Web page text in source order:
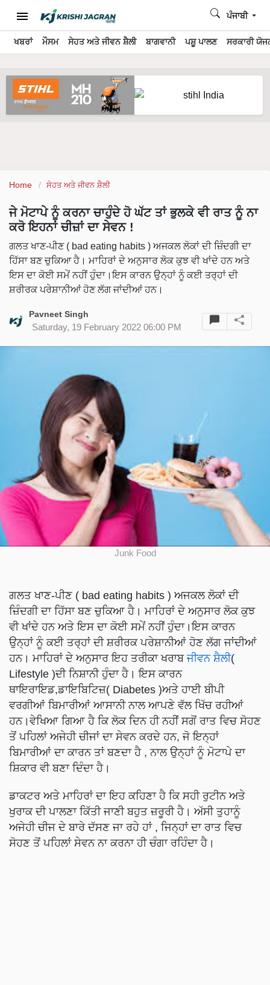
ਖਬਰਾਂ ਮੌਸਮ ਸੇਹਤ ਅਤੇ ਜੀਵਨ ਸ਼ੈਲੀ ਬਾਗਵਾਨੀ ਪਸ਼ੂ ਪਾਲਣ ਸਰਕਾਰੀ
ਪੰਜਾਬੀ
Home ਸੇਹਤ ਅਤੇ ਜੀਵਨ ਸ਼ੈਲੀ
ਜੇ ਮੋਟਾਪੇ ਨੂੰ ਕਰਨਾ ਚਾਹੁੰਦੇ ਹੋ ਘੱਟ ਤਾਂ ਭੁਲਕੇ ਵੀ ਰਾਤ ਨੂੰ ਨਾ
ਕਰੋ ਇਹਨਾਂ ਚੀਜ਼ਾਂ ਦਾ ਸੇਵਨ !
ਗਲਤ ਖਾਣ-ਪੀਣ ( bad eating habits ) ਅਜਕਲ ਲੋਕਾਂ ਦੀ ਜ਼ਿੰਦਗੀ ਦਾ
ਹਿੱਸਾ ਬਣ ਚੁਕਿਆ ਹੈ। ਮਾਹਿਰਾਂ ਦੇ ਅਨੁਸਾਰ ਲੋਕ ਕੁਝ ਵੀ ਖਾਂਦੇ ਹਨ ਅਤੇ
ਇਸ ਦਾ ਕੋਈ ਸਮੇਂ ਨਹੀਂ ਹੁੰਦਾ।ਇਸ ਕਾਰਨ ਉਨ੍ਹਾਂ ਨੂੰ ਕਈ ਤਰ੍ਹਾਂ ਦੀ
ਸ਼ਰੀਰਕ ਪਰੇਸ਼ਾਨੀਆਂ ਹੋਣ ਲੱਗ ਜਾਂਦੀਆਂ ਹਨ।
Pavneet Singh
Saturday, 19 February 2022 06:00 PM
Junk Food
ਗਲਤ ਖਾਣ-ਪੀਣ ( bad eating habits ) ਅਜਕਲ ਲੋਕਾਂ ਦੀ
ਜ਼ਿੰਦਗੀ ਦਾ ਹਿੱਸਾ ਬਣ ਚੁਕਿਆ ਹੈ। ਮਾਹਿਰਾਂ ਦੇ ਅਨੁਸਾਰ ਲੋਕ ਕੁਝ
ਵੀ ਖਾਂਦੇ ਹਨ ਅਤੇ ਇਸ ਦਾ ਕੋਈ ਸਮੇਂ ਨਹੀਂ ਹੁੰਦਾ।ਇਸ ਕਾਰਨ
ਉਨ੍ਹਾਂ ਨੂੰ ਕਈ ਤਰ੍ਹਾਂ ਦੀ ਸ਼ਰੀਰਕ ਪਰੇਸ਼ਾਨੀਆਂ ਹੋਣ ਲੱਗ ਜਾਂਦੀਆਂ
ਹਨ। ਮਾਹਿਰਾਂ ਦੇ ਅਨੁਸਾਰ ਇਹ ਤਰੀਕਾ ਖਰਾਬਜੀਵਨ ਸ਼ੈਲੀ(
Lifestyle )ਦੀ ਨਿਸ਼ਾਨੀ ਹੁੰਦਾ ਹੈ। ਇਸ ਕਾਰਨ
ਥਾਇਰਾਇਡ,ਡਾਇਬਿਟਿਜ਼( Diabetes )ਅਤੇ ਹਾਈ ਬੀਪੀ
ਵਰਗੀਆਂ ਬਿਮਾਰੀਆਂ ਆਸਾਨੀ ਨਾਲ ਆਪਣੇ ਵੱਲ ਖਿੱਚ ਰਹੀਆਂ
ਹਨ।ਵੇਖਿਆ ਗਿਆ ਹੈ ਕਿ ਲੋਕ ਦਿਨ ਹੀ ਨਹੀਂ ਸਗੋਂ ਰਾਤ ਵਿਚ ਸੋਹਣ
ਤੋਂ ਪਹਿਲਾਂ ਅਜੇਹੀ ਚੀਜਾਂ ਦਾ ਸੇਵਨ ਕਰਦੇ ਹਨ, ਜੋ ਇਨ੍ਹਾਂ
ਬਿਮਾਰੀਆਂ ਦਾ ਕਾਰਨ ਤਾਂ ਬਣਦਾ ਹੈ , ਨਾਲ ਉਨ੍ਹਾਂ ਨੂੰ ਮੋਟਾਪੇ ਦਾ
ਸ਼ਿਕਾਰ ਵੀ ਬਣਾ ਦਿੰਦਾ ਹੈ।
ਡਾਕਟਰ ਅਤੇ ਮਾਹਿਰਾਂ ਦਾ ਇਹ ਕਹਿਣਾ ਹੈ ਕਿ ਸਹੀ ਰੁਟੀਨ ਅਤੇ
ਖੁਰਾਕ ਦੀ ਪਾਲਣਾ ਕਿੱਤੀ ਜਾਣੀ ਬਹੁਤ ਜ਼ਰੂਰੀ ਹੈ। ਅੱਸੀ ਤੁਹਾਨੂੰ
ਅਜੇਹੀ ਚੀਜ ਦੇ ਬਾਰੇ ਦੱਸਣ ਜਾ ਰਹੇ ਹਾਂ , ਜਿਨ੍ਹਾਂ ਦਾ ਰਾਤ ਵਿਚ
ਸੋਹਣ ਤੋਂ ਪਹਿਲਾਂ ਸੇਵਨ ਨਾ ਕਰਨਾ ਹੀ ਚੰਗਾ ਰਹਿੰਦਾ ਹੈ।